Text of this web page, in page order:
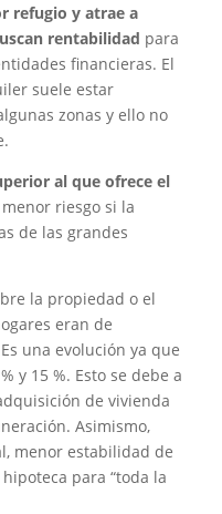
refugio y atrae a
rentabilidad para
financieras. El
suele estar
zonas y ello no
al que ofrece el
riesgo si la
de las grandes
la propiedad o el
eran de
una evolución ya que
y 15 %. Esto se debe a
de vivienda
Asimismo,
menor estabilidad de
para “toda la